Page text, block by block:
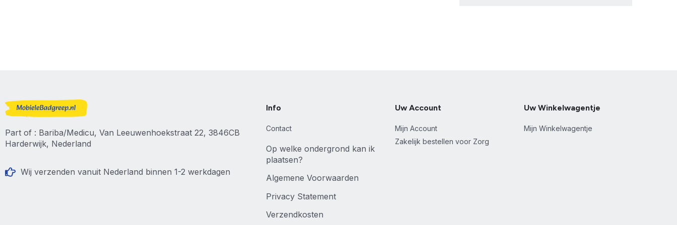
Part of : Bariba/Medicu, Van Leeuwenhoekstraat 22, 3846CB
Harderwijk, Nederland
Wij verzenden vanuit Nederland binnen 1-2 werkdagen
Info
Contact
Op welke ondergrond kan ik
plaatsen?
Algemene Voorwaarden
Privacy Statement
Verzendkosten
Uw Account
Mijn Account
Zakelijk bestellen voor Zorg
Uw Winkelwagentje
Mijn Winkelwagentje